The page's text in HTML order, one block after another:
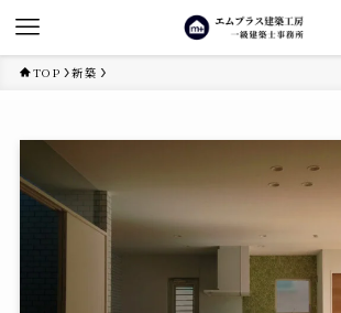
TOP 新築